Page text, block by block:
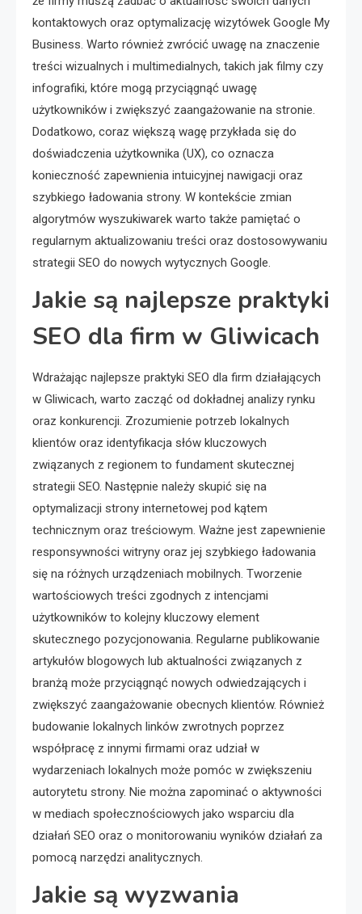
kontaktowych oraz optymalizację wizytówek Google My
Business. Warto również zwrócić uwagę na znaczenie
treści wizualnych i multimedialnych, takich jak filmy czy
infografiki, które mogą przyciągnąć uwagę
użytkowników i zwiększyć zaangażowanie na stronie.
Dodatkowo, coraz większą wagę przykłada się do
doświadczenia użytkownika (UX), co oznacza
konieczność zapewnienia intuicyjnej nawigacji oraz
szybkiego ładowania strony. W kontekście zmian
algorytmów wyszukiwarek warto także pamiętać o
regularnym aktualizowaniu treści oraz dostosowywaniu
strategii SEO do nowych wytycznych Google.
Jakie są najlepsze praktyki
SEO dla firm w Gliwicach
Wdrażając najlepsze praktyki SEO dla firm działających
w Gliwicach, warto zacząć od dokładnej analizy rynku
oraz konkurencji. Zrozumienie potrzeb lokalnych
klientów oraz identyfikacja słów kluczowych
związanych z regionem to fundament skutecznej
strategii SEO. Następnie należy skupić się na
optymalizacji strony internetowej pod kątem
technicznym oraz treściowym. Ważne jest zapewnienie
responsywności witryny oraz jej szybkiego ładowania
się na różnych urządzeniach mobilnych. Tworzenie
wartościowych treści zgodnych z intencjami
użytkowników to kolejny kluczowy element
skutecznego pozycjonowania. Regularne publikowanie
artykułów blogowych lub aktualności związanych z
branżą może przyciągnąć nowych odwiedzających i
zwiększyć zaangażowanie obecnych klientów. Również
budowanie lokalnych linków zwrotnych poprzez
współpracę z innymi firmami oraz udział w
wydarzeniach lokalnych może pomóc w zwiększeniu
autorytetu strony. Nie można zapominać o aktywności
w mediach społecznościowych jako wsparciu dla
działań SEO oraz o monitorowaniu wyników działań za
pomocą narzędzi analitycznych.
Jakie są wyzwania